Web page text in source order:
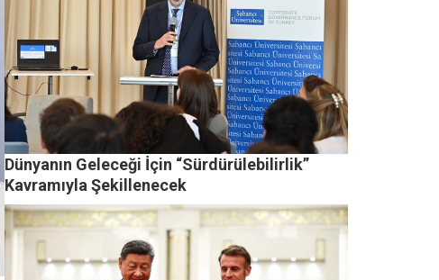
Dünyanın Geleceği İçin “Sürdürülebilirlik”
Kavramıyla Şekillenecek